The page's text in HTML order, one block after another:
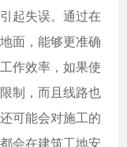
起失误。通过在
面，能够更准确
作效率，如果使
制，而且线路也
可能会对施工的
会在建筑工地安